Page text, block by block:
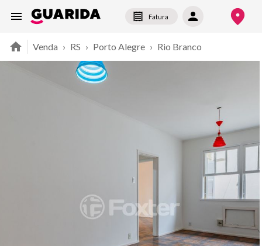
Fatura
Venda › RS › Porto Alegre › Rio Branco